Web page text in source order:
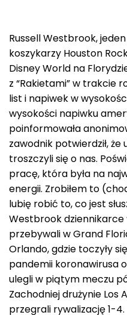
Russell Westbrook,
koszykarzy Houston
Disney World na
z “Rakietami” w trakcie
list i napiwek w
wysokości napiwku
poinformowała
zawodnik potwierdził, że
troszczyli się o nas.
pracę, która była na
energii. Zrobiłem to
lubię robić to, co jest
Westbrook dziennikarce
przebywali w Grand
Orlando, gdzie toczyły
pandemii koronawirusa
ulegli w piątym meczu
Zachodniej drużynie Los
przegrali rywalizację 1-4.